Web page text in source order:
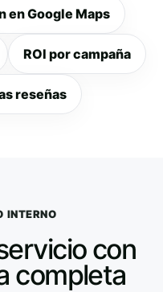
en Google Maps
ROI por campaña
reseñas
INTERNO
con
completa